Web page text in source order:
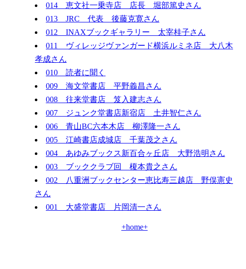
014 恵文社一乗寺店 店長 堀部篤史さん
013 JRC 代表 後藤克寛さん
012 INAXブックギャラリー 太宰桂子さん
011 ヴィレッジヴァンガード横浜ルミネ店 大八木
孝成さん
010 読者に聞く
009 海文堂書店 平野義昌さん
008 往来堂書店 笈入建志さん
007 ジュンク堂書店新宿店 土井智仁さん
006 青山BC六本木店 柳澤隆一さん
005 江崎書店成城店 千葉茂之さん
004 あゆみブックス新百合ヶ丘店 大野浩明さん
003 ブッククラブ回 榎本貴之さん
002 八重洲ブックセンター恵比寿三越店 野俣憲史
さん
001 大盛堂書店 片岡清一さん
+home+